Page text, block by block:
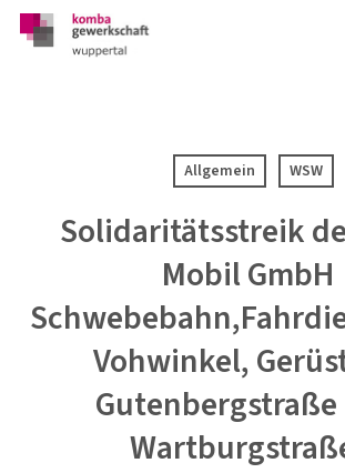
Skip
Allgemein WSW
Solidaritätsstreik
Mobil GmbH
Vohwinkel,